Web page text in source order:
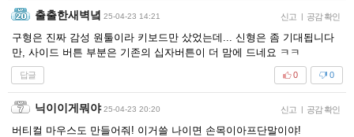
출출한새벽녘 25-04-23 14:21 신고 | 공감 확인
구형은 진짜 감성 원툴이라 키보드만 샀었는데... 신형은 좀 기대됩니다
만, 사이드 버튼 부분은 기존의 십자버튼이 더 맘에 드네요 ㅋㅋ
답글 0
0
닉이이게뭐야 25-04-23 20:20 신고 | 공감 확인
버티컬 마우스도 만들어줘! 이거쓸 나이면 손목이아프단말이야!